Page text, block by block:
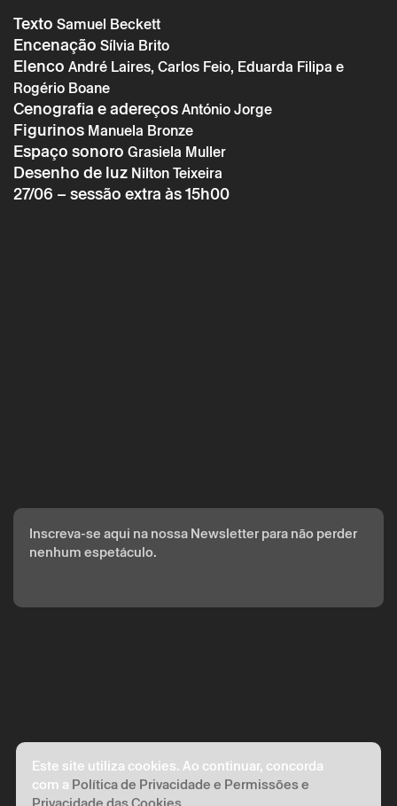
Este site utiliza cookies. Ao continuar, concorda
com a Política de Privacidade e Permissões e
Texto Samuel Beckett
Encenação Sílvia Brito
Elenco André Laires, Carlos Feio, Eduarda Filipa e
Rogério Boane
Cenografia e adereçosAntónio Jorge
Figurinos Manuela Bronze
Espaço sonoro Grasiela Muller
Desenho de luz Nilton Teixeira
27/06 – sessão extra às 15h00
Inscreva-se aqui na nossa Newsletter para não perder
nenhum espetáculo.
* campos de preenchimento obrigatório.
A reserva só é válida após confirmação da parte do Theatro
Circo enviada por correio eletrónico.
* campos de preenchimento obrigatório.